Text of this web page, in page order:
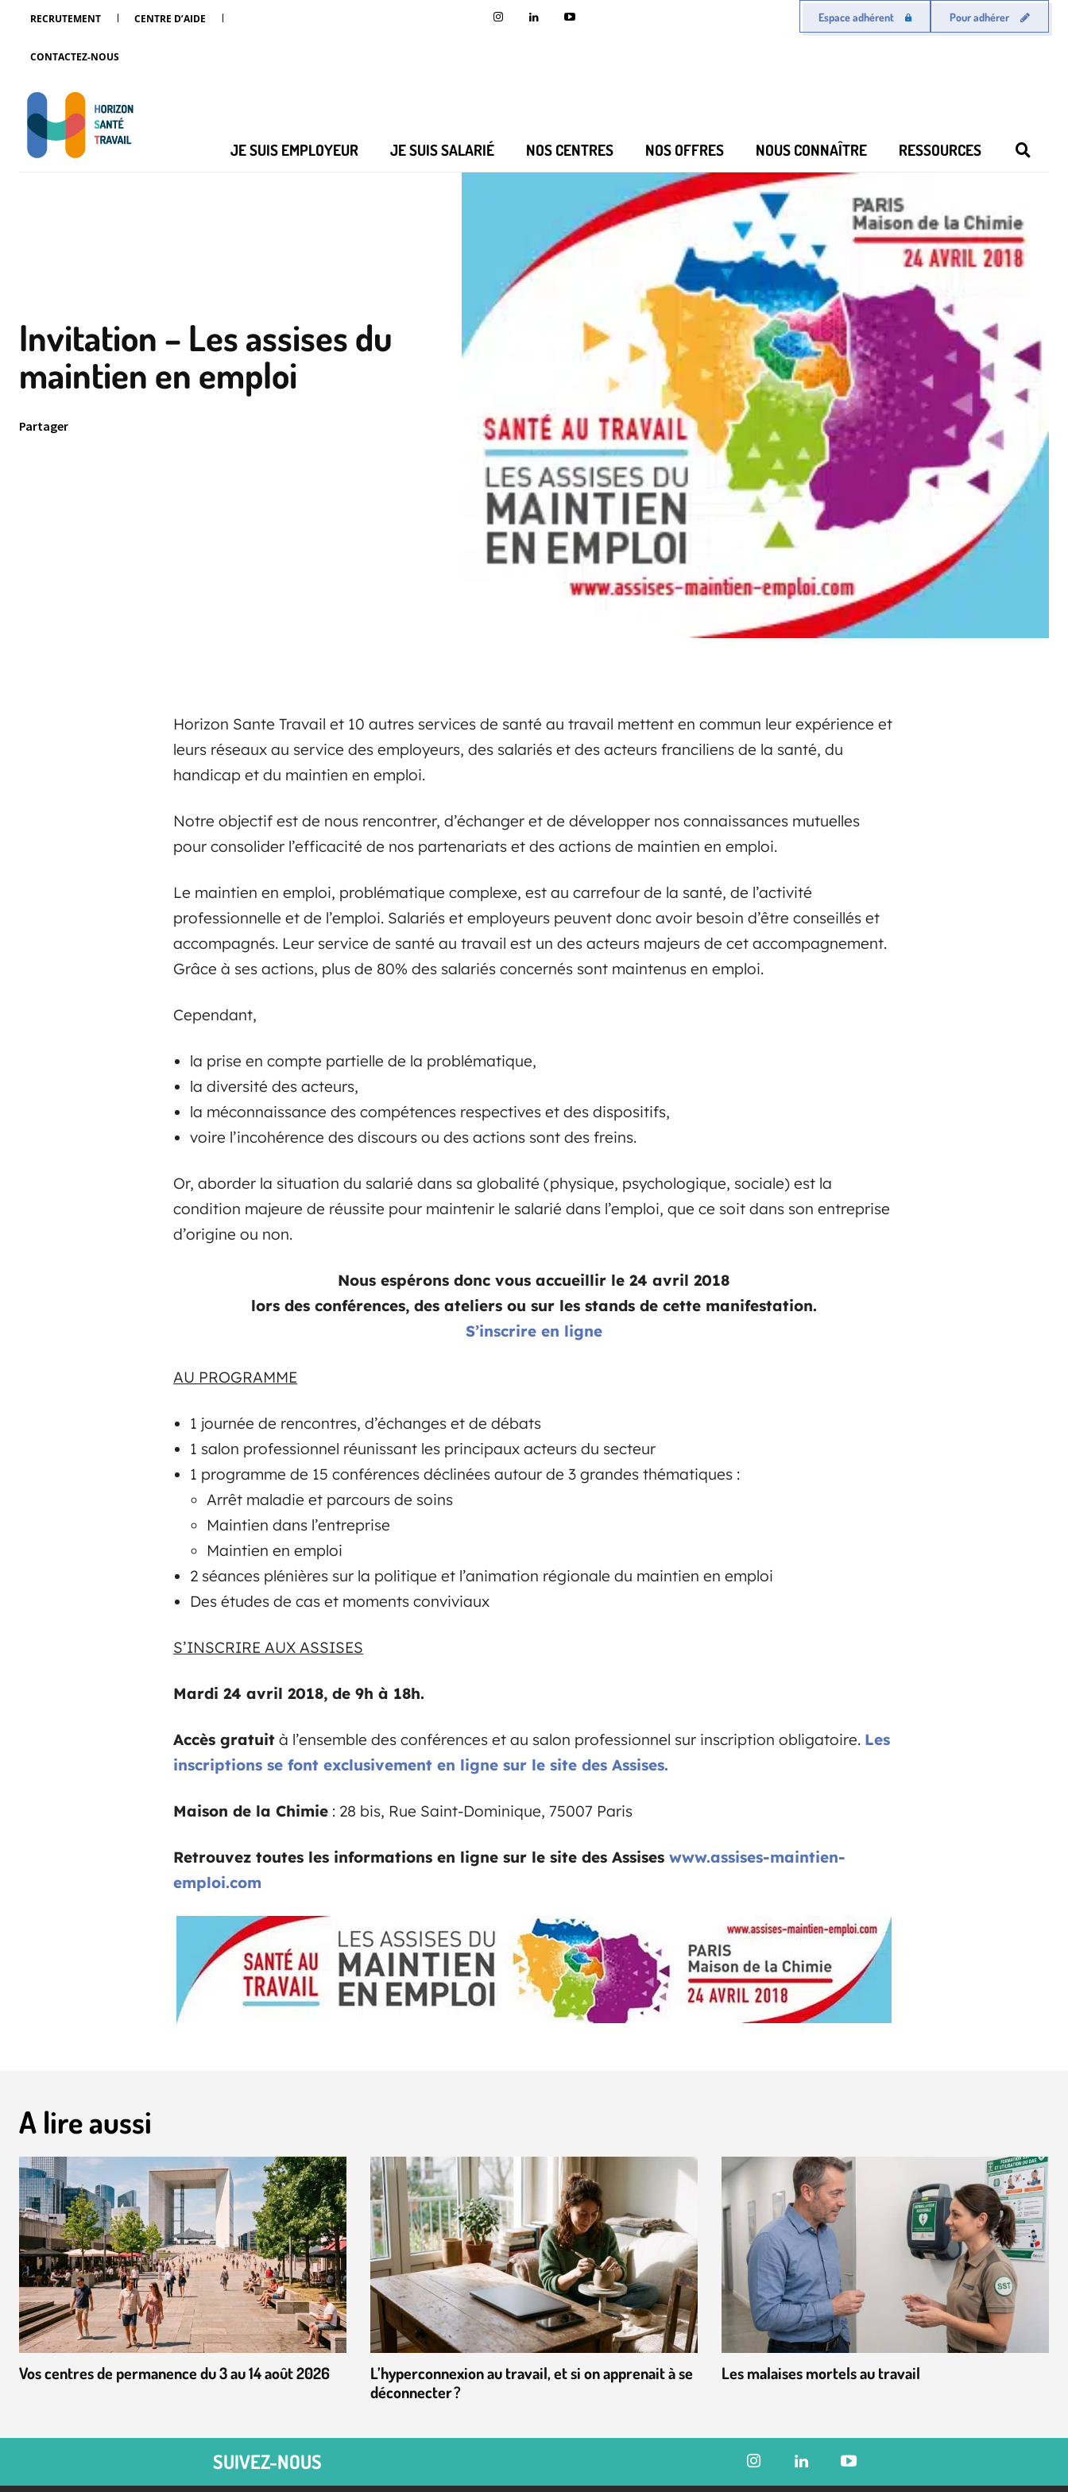
RECRUTEMENT CENTRE D’AIDE
CONTACTEZ-NOUS
Espace adhérent Pour adhérer
JE SUIS EMPLOYEUR JE SUIS SALARIÉ NOS CENTRES NOS OFFRES NOUS CONNAÎTRE RESSOURCES
Invitation – Les assises du
maintien en emploi
Partager
Horizon Sante Travail et 10 autres services de santé au travail mettent en commun leur expérience et
leurs réseaux au service des employeurs, des salariés et des acteurs franciliens de la santé, du
handicap et du maintien en emploi.
Notre objectif est de nous rencontrer, d’échanger et de développer nos connaissances mutuelles
pour consolider l’efficacité de nos partenariats et des actions de maintien en emploi.
Le maintien en emploi, problématique complexe, est au carrefour de la santé, de l’activité
professionnelle et de l’emploi. Salariés et employeurs peuvent donc avoir besoin d’être conseillés et
accompagnés. Leur service de santé au travail est un des acteurs majeurs de cet accompagnement.
Grâce à ses actions, plus de 80% des salariés concernés sont maintenus en emploi.
Cependant,
la prise en compte partielle de la problématique,
la diversité des acteurs,
la méconnaissance des compétences respectives et des dispositifs,
voire l’incohérence des discours ou des actions sont des freins.
Or, aborder la situation du salarié dans sa globalité (physique, psychologique, sociale) est la
condition majeure de réussite pour maintenir le salarié dans l’emploi, que ce soit dans son entreprise
d’origine ou non.
Nous espérons donc vous accueillir le 24 avril 2018
lors des conférences, des ateliers ou sur les stands de cette manifestation.
S’inscrire en ligne
AU PROGRAMME
1 journée de rencontres, d’échanges et de débats
1 salon professionnel réunissant les principaux acteurs du secteur
1 programme de 15 conférences déclinées autour de 3 grandes thématiques :
Arrêt maladie et parcours de soins
Maintien dans l’entreprise
Maintien en emploi
2 séances plénières sur la politique et l’animation régionale du maintien en emploi
Des études de cas et moments conviviaux
S’INSCRIRE AUX ASSISES
Mardi 24 avril 2018, de 9h à 18h.
Accès gratuit à l’ensemble des conférences et au salon professionnel sur inscription obligatoire. Les
inscriptions se font exclusivement en ligne sur le site des Assises.
Maison de la Chimie : 28 bis, Rue Saint-Dominique, 75007 Paris
Retrouvez toutes les informations en ligne sur le site des Assiseswww.assises-maintien-
emploi.com
A lire aussi
Vos centres de permanence du 3 au 14 août 2026
L’hyperconnexion au travail, et si on apprenait à se
déconnecter ?
Les malaises mortels au travail
SUIVEZ-NOUS